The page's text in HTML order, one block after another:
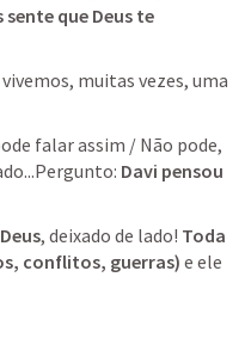
sente que Deus te
muitas vezes, uma
falar assim / Não pode,
Davi pensou
, deixado de lado! Toda
conflitos, guerras) e ele